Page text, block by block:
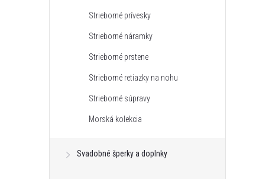
Strieborné prívesky
Strieborné náramky
Strieborné prstene
Strieborné retiazky na nohu
Strieborné súpravy
Morská kolekcia
Svadobné šperky a doplnky